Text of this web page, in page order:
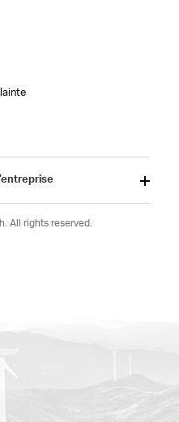
All rights reserved.